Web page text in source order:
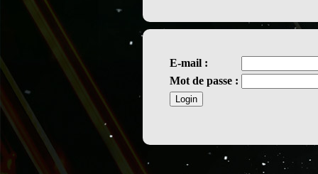
E-mail :
Mot de passe :